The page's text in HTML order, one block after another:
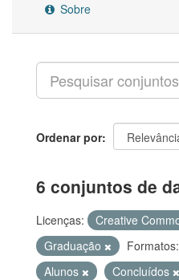
Sobre
Ordenar por
6 conjuntos de
Licenças: Creative
Graduação
Formatos:
Alunos
Concluídos